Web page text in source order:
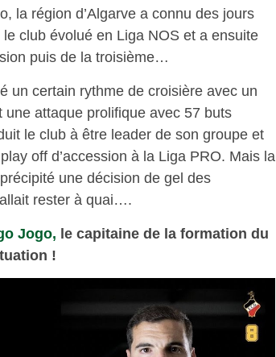
la région d’Algarve a connu des jours
club évolué en Liga NOS et a ensuite
puis de la troisième…
un certain rythme de croisière avec un
attaque prolifique avec 57 buts
le club à être leader de son groupe et
off d’accession à la Liga PRO. Mais la
une décision de gel des
rester à quai….
Jogo, le capitaine de la formation du
!